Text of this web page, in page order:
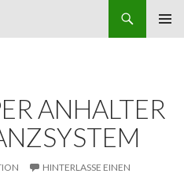
ANHALTER
HINTERLASSE EINEN